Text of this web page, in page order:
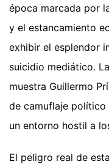
época marcada por
y el estancamiento
exhibir el esplendor
suicidio mediático.
muestra Guillermo
de camuflaje
un entorno hostil a
El peligro real de